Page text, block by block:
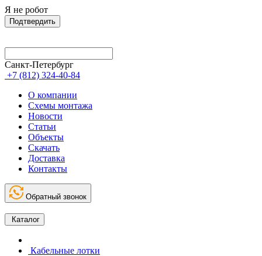
Я не робот
Подтвердить
Санкт-Петербург
+7 (812) 324-40-84
О компании
Схемы монтажа
Новости
Статьи
Объекты
Скачать
Доставка
Контакты
Обратный звонок
Каталог
Кабельные лотки